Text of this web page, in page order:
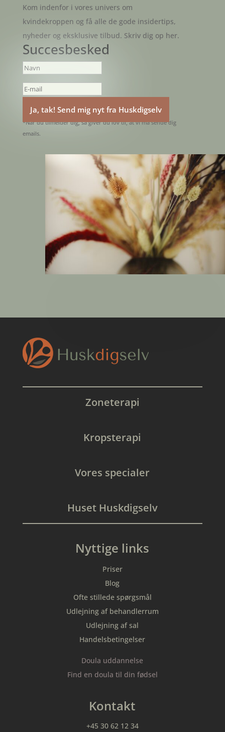
Kom indenfor i vores univers om
kvindekroppen og få alle de gode insidertips,
nyheder og eksklusive tilbud. Skriv dig op her.
Succesbesked
Ja, tak! Send mig nyt fra Huskdigselv
*Når du tilmelder dig, så giver du lov til, at vi må sende dig
emails.
Zoneterapi
Kropsterapi
Vores specialer
Huset Huskdigselv
Nyttige links
Priser
Blog
Ofte stillede spørgsmål
Udlejning af behandlerrum
Udlejning af sal
Handelsbetingelser
Doula uddannelse
Find en doula til din fødsel
Kontakt
+45 30 62 12 34